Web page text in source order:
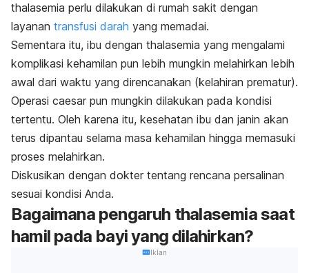
thalasemia perlu dilakukan di rumah sakit dengan
layanan transfusi darah yang memadai.
Sementara itu, ibu dengan thalasemia yang mengalami
komplikasi kehamilan pun lebih mungkin melahirkan lebih
awal dari waktu yang direncanakan (kelahiran prematur).
Operasi caesar pun mungkin dilakukan pada kondisi
tertentu. Oleh karena itu, kesehatan ibu dan janin akan
terus dipantau selama masa kehamilan hingga memasuki
proses melahirkan.
Diskusikan dengan dokter tentang rencana persalinan
sesuai kondisi Anda.
Bagaimana pengaruh thalasemia saat
hamil pada bayi yang dilahirkan?
Iklan